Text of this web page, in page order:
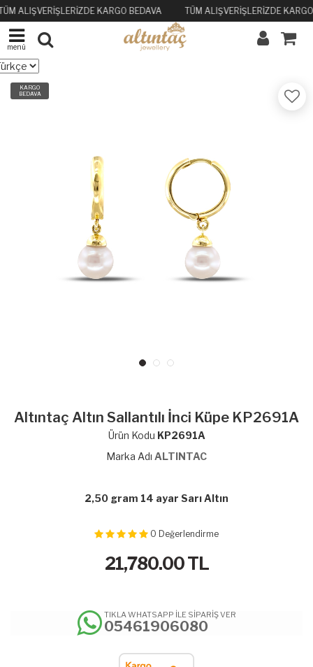
ALIŞVERİŞLERİZDE KARGO BEDAVA TÜM ALIŞVERİŞLERİZDE
menü
KARGO
BEDAVA
Altıntaç Altın Sallantılı İnci Küpe KP2691A
Ürün Kodu KP2691A
Marka Adı ALTINTAC
2,50 gram 14 ayar Sarı Altın
0 Değerlendirme
21,780.00TL
TIKLA WHATSAPP İLE SİPARİŞ VER
05461906080